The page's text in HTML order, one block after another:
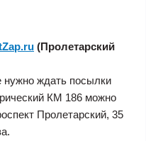
(Пролетарский
нужно ждать посылки
КМ 186 можно
Пролетарский, 35